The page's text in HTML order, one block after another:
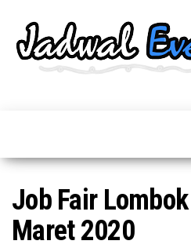
Pameran,
Acara &
Promo
Terbaru
Pameran,
Bazaar,
Workshop,
Job Fair,
Lomba dll.
Job Fair
Maret 2020